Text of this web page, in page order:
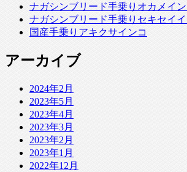
ナガシンブリード手乗りオカメイン
ナガシンブリード手乗りセキセイイ
国産手乗りアキクサインコ
アーカイブ
2024年2月
2023年5月
2023年4月
2023年3月
2023年2月
2023年1月
2022年12月